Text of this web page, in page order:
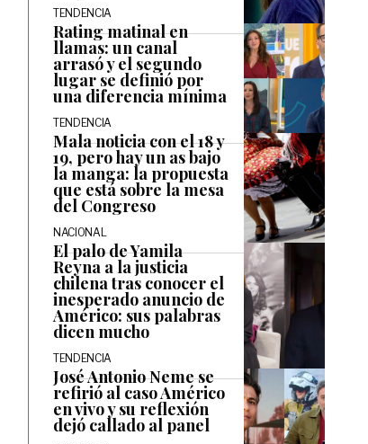
TENDENCIA
Rating matinal en
llamas: un canal
arrasó y el segundo
lugar se definió por
una diferencia mínima
TENDENCIA
Mala noticia con el 18 y
19, pero hay un as bajo
la manga: la propuesta
que está sobre la mesa
del Congreso
NACIONAL
El palo de Yamila
Reyna a la justicia
chilena tras conocer el
inesperado anuncio de
Américo: sus palabras
dicen mucho
TENDENCIA
José Antonio Neme se
refirió al caso Américo
en vivo y su reflexión
dejó callado al panel